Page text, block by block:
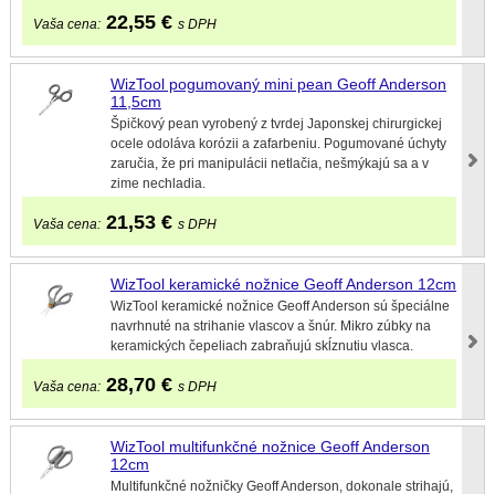
Vaša cena: 22,55 € s DPH
WizTool pogumovaný mini pean Geoff Anderson
11,5cm
Špičkový pean vyrobený z tvrdej Japonskej chirurgickej
ocele odoláva korózii a zafarbeniu. Pogumované úchyty
zaručia, že pri manipulácii netlačia, nešmýkajú sa a v
zime nechladia.
Vaša cena: 21,53 € s DPH
WizTool keramické nožnice Geoff Anderson 12cm
WizTool keramické nožnice Geoff Anderson sú špeciálne
navrhnuté na strihanie vlascov a šnúr. Mikro zúbky na
keramických čepeliach zabraňujú skĺznutiu vlasca.
Vaša cena: 28,70 € s DPH
WizTool multifunkčné nožnice Geoff Anderson
12cm
Multifunkčné nožničky Geoff Anderson, dokonale strihajú,